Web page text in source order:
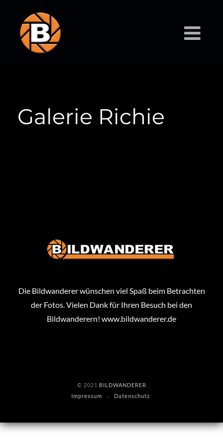
Galerie Richie
Die Bildwanderer wünschen viel Spaß beim Betrachten
der Fotos. Vielen Dank für Ihren Besuch bei den
Bildwanderern! www.bildwanderer.de
© 2021 BILDWANDERER
Impressum
Datenschutz